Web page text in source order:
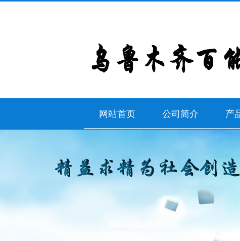
网站首页 公司简介
联系我们
产
新疆
新疆